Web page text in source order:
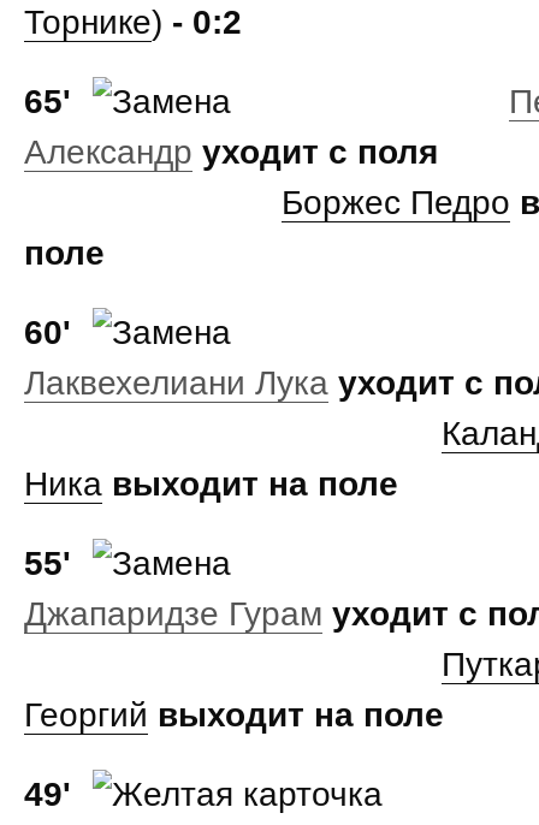
Торнике) - 0:2
65'
Александр уходит с поля
Боржес Педро
поле
60'
Лаквехелиани Лука уходит с
Ника выходит на поле
55'
Джапаридзе Гурам уходит с
Георгий выходит на поле
49'